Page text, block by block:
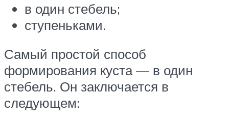
в один стебель;
ступеньками.
Самый простой способ
формирования куста — в один
стебель. Он заключается в
следующем: